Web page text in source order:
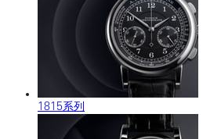
1815系列